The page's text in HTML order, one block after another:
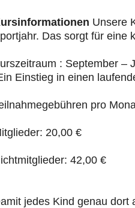
Unsere
Das sorgt für eine
: September –
Einstieg in einen
pro
20,00 €
42,00 €
jedes Kind genau dort